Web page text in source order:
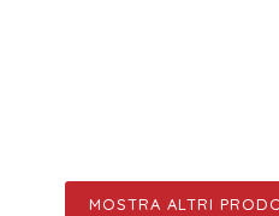
MOSTRA ALTRI